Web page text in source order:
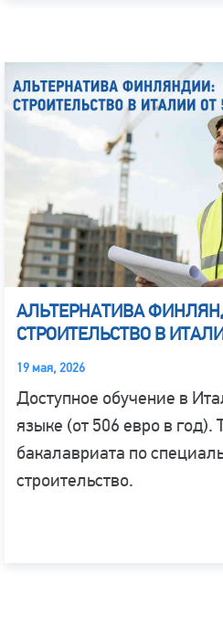
АЛЬТЕРНАТИВА
СТРОИТЕЛЬСТВО В
19 мая, 2026
Доступное обучение в
языке (от 506 евро в год).
бакалавриата по
строительство.